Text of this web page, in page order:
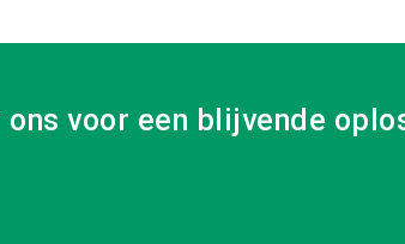
ons voor een blijvende